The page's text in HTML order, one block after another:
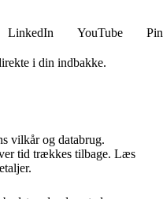
LinkedIn YouTube
i din indbakke.
vilkår og databrug.
tid trækkes tilbage. Læs